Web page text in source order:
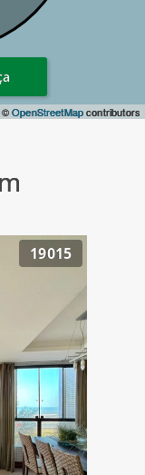
©OpenStreetMapcontributors
19015